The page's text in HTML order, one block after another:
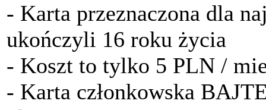
- Karta przeznaczona dla
ukończyli 16 roku życia
- Koszt to tylko 5 PLN /
- Karta członkowska